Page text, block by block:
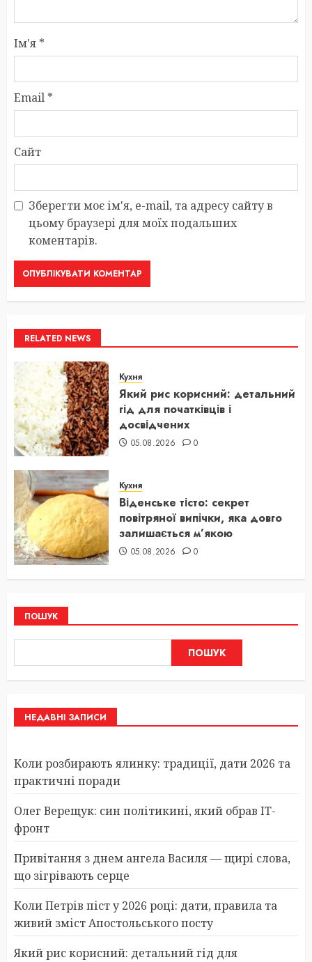
Ім'я *
Email *
Сайт
Зберегти моє ім'я, e-mail, та адресу сайту в
цьому браузері для моїх подальших
коментарів.
RELATED NEWS
Кухня
Який рис корисний: детальний
гід для початківців і
досвідчених
05.08.2026 0
Кухня
Віденське тісто: секрет
повітряної випічки, яка довго
залишається м’якою
05.08.2026 0
ПОШУК
ПОШУК
НЕДАВНІ ЗАПИСИ
Коли розбирають ялинку: традиції, дати 2026 та
практичні поради
Олег Верещук: син політикині, який обрав IT-
фронт
Привітання з днем ангела Василя — щирі слова,
що зігрівають серце
Коли Петрів піст у 2026 році: дати, правила та
живий зміст Апостольського посту
Який рис корисний: детальний гід для